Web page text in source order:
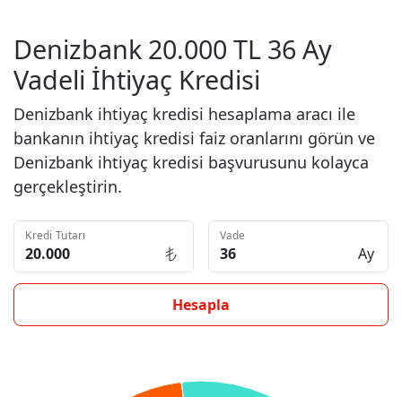
Denizbank 20.000 TL 36 Ay
Vadeli İhtiyaç Kredisi
Denizbank ihtiyaç kredisi hesaplama aracı ile
bankanın ihtiyaç kredisi faiz oranlarını görün ve
Denizbank ihtiyaç kredisi başvurusunu kolayca
gerçekleştirin.
Kredi Tutarı Vade
Ay
Hesapla